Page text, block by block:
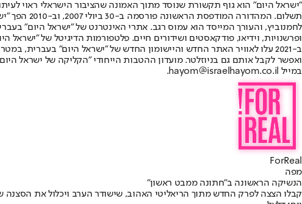
"ישראל היום" הוא גוף תקשורת שנוסד מתוך האמונה שהציבור הישראלי ראוי
תשלום.
ופרשנויות, וידיאו, פודקאסטים ושידורים חיים. פלטפורמות הדיגיטל של "ישראל
ב-2021 עלו לאוויר האתר החדש והיישומון החדש של "ישראל היום"
ואפשר לקבל אותם גם בניוזלטר. מועדון ההטבות הייחודי "הקליקה של ישראל
במייל hayom@israelhayom.co.il.
ForReal
מפה
הנשיקה הראשונה ב"חתונה ממבט ראשון"
קבלו הצצה לפרק החדש מתוך הריאליטי האהוב, שישודר הערב ויכלול את הסצנה